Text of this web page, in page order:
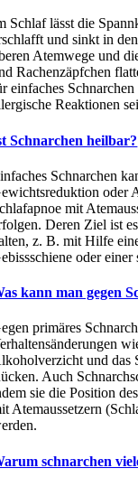
Schlaf lässt die
und sinkt in
Atemwege und
Rachenzäpfchen
einfaches
Reaktionen
Schnarchen heilbar?
Schnarchen
oder
mit
Deren Ziel ist
z. B. mit Hilfe
oder
kann man gegen
primäres
und das
Auch
sie die Position
Atemaussetzern
schnarchen